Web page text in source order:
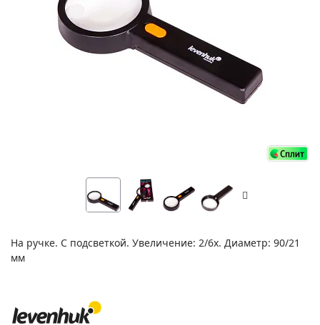
На ручке. С подсветкой. Увеличение: 2/6х. Диаметр: 90/21
мм